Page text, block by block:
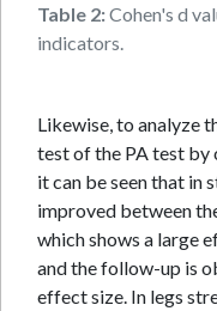
Table 2:Cohen's d
indicators.
Likewise, to analyze
test of the PA test by
it can be seen that in
improved between
which shows a large
and the follow-up is
effect size. In legs